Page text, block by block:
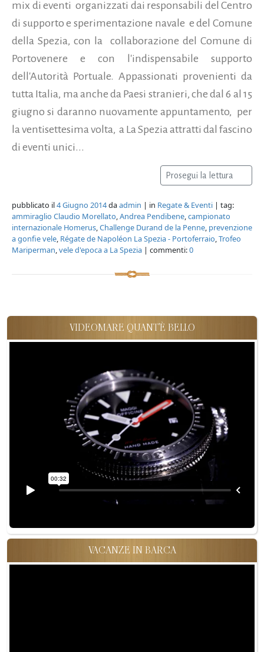
mix di eventi organizzati dai responsabili del Centro
di supporto e sperimentazione navale e del Comune
della Spezia, con la collaborazione del Comune di
Portovenere e con l'indispensabile supporto
dell'Autorità Portuale. Appassionati provenienti da
tutta Italia, ma anche da Paesi stranieri, che dal 6 al 15
giugno si daranno nuovamente appuntamento, per
la ventisettesima volta, a La Spezia attratti dal fascino
di eventi unici...
Prosegui la lettura
pubblicato il4 Giugno 2014daadmin | in Regate & Eventi | tag:
ammiraglio Claudio Morellato,Andrea Pendibene,campionato
internazionale Homerus,Challenge Durand de la Penne, prevenzione
a gonfie vele, Régate de Napoléon La Spezia - Portoferraio,Trofeo
Mariperman,vele d'epoca a La Spezia | commenti:0
VIDEOMARE QUANT'È BELLO
VACANZE IN BARCA